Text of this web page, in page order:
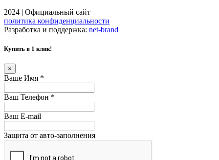
2024 | Официальный сайт
политика конфиденциальности
Разработка и поддержка: net-brand
Купить в 1 клик!
×
Ваше Имя *
Ваш Телефон *
Ваш E-mail
Защита от авто-заполнения